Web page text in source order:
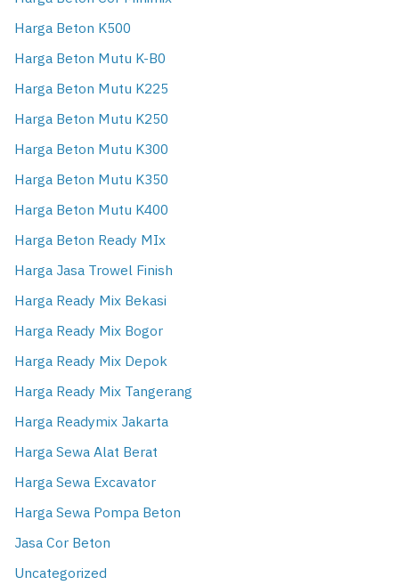
Harga Beton K500
Harga Beton Mutu K-B0
Harga Beton Mutu K225
Harga Beton Mutu K250
Harga Beton Mutu K300
Harga Beton Mutu K350
Harga Beton Mutu K400
Harga Beton Ready MIx
Harga Jasa Trowel Finish
Harga Ready Mix Bekasi
Harga Ready Mix Bogor
Harga Ready Mix Depok
Harga Ready Mix Tangerang
Harga Readymix Jakarta
Harga Sewa Alat Berat
Harga Sewa Excavator
Harga Sewa Pompa Beton
Jasa Cor Beton
Uncategorized